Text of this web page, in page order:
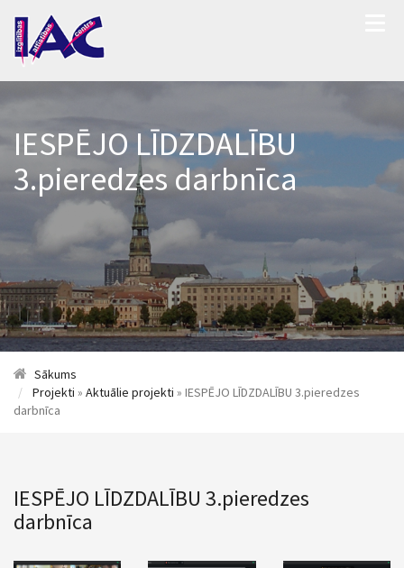
IESPĒJO LĪDZDALĪBU
3.pieredzes darbnīca
Sākums
Projekti » Aktuālie projekti » IESPĒJO LĪDZDALĪBU 3.pieredzes
darbnīca
IESPĒJO LĪDZDALĪBU 3.pieredzes
darbnīca